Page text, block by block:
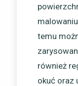
temu
również
okuć oraz